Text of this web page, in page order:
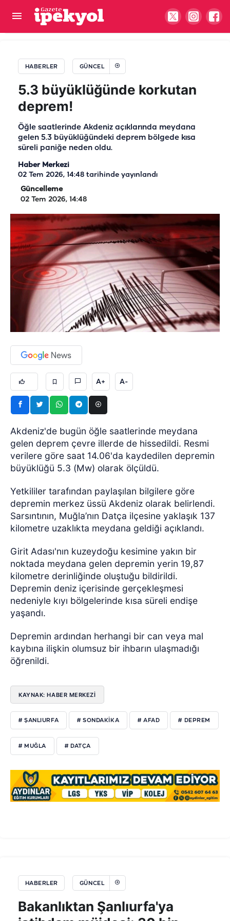
HABERLER GÜNCEL
5.3 büyüklüğünde korkutan
deprem!
Öğle saatlerinde Akdeniz açıklarında meydana
gelen 5.3 büyüklüğündeki deprem bölgede kısa
süreli paniğe neden oldu.
Haber Merkezi
02 Tem 2026, 14:48 tarihinde yayınlandı
Güncelleme
02 Tem 2026, 14:48
A+ A-
Akdeniz'de bugün öğle saatlerinde meydana
gelen deprem çevre illerde de hissedildi. Resmi
verilere göre saat 14.06'da kaydedilen depremin
büyüklüğü 5.3 (Mw) olarak ölçüldü.
Yetkililer tarafından paylaşılan bilgilere göre
depremin merkez üssü Akdeniz olarak belirlendi.
Sarsıntının, Muğla’nın Datça ilçesine yaklaşık 137
kilometre uzaklıkta meydana geldiği açıklandı.
Girit Adası'nın kuzeydoğu kesimine yakın bir
noktada meydana gelen depremin yerin 19,87
kilometre derinliğinde oluştuğu bildirildi.
Depremin deniz içerisinde gerçekleşmesi
nedeniyle kıyı bölgelerinde kısa süreli endişe
yaşandı.
Depremin ardından herhangi bir can veya mal
kaybına ilişkin olumsuz bir ihbarın ulaşmadığı
öğrenildi.
KAYNAK: HABER MERKEZİ
# ŞANLIURFA # SONDAKIKA # AFAD # DEPREM
# MUĞLA # DATÇA
HABERLER GÜNCEL
Bakanlıktan Şanlıurfa'ya
Bakanlıktan Şanlıurfa'ya istihdam müjdesi: 30 bin